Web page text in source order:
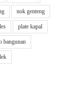
nok genteng
plate kapal
bangunan